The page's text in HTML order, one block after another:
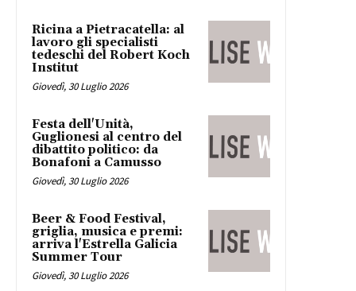
Ricina a Pietracatella: al
lavoro gli specialisti
tedeschi del Robert Koch
Institut
Giovedì, 30 Luglio 2026
Festa dell'Unità,
Guglionesi al centro del
dibattito politico: da
Bonafoni a Camusso
Giovedì, 30 Luglio 2026
Beer & Food Festival,
griglia, musica e premi:
arriva l'Estrella Galicia
Summer Tour
Giovedì, 30 Luglio 2026